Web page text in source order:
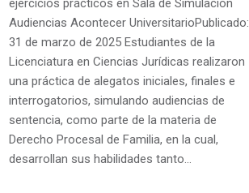
ejercicios prácticos en Sala de Simulación
Audiencias Acontecer UniversitarioPublicado:
31 de marzo de 2025 Estudiantes de la
Licenciatura en Ciencias Jurídicas realizaron
una práctica de alegatos iniciales, finales e
interrogatorios, simulando audiencias de
sentencia, como parte de la materia de
Derecho Procesal de Familia, en la cual,
desarrollan sus habilidades tanto…